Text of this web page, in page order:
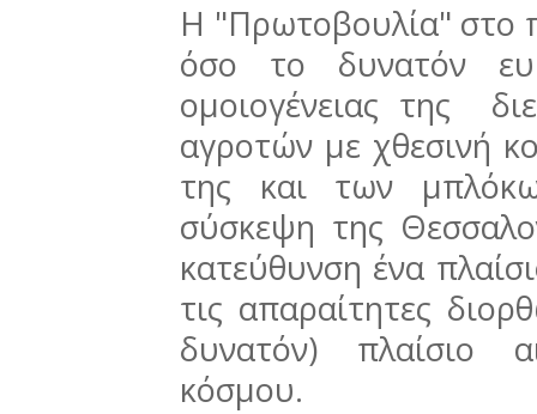
Η "Πρωτοβουλία" στο
όσο το δυνατόν
ομοιογένειας της
αγροτών με χθεσινή
της και των
σύσκεψη της
κατεύθυνση ένα
τις απαραίτητες
δυνατόν) πλαίσιο
κόσμου.